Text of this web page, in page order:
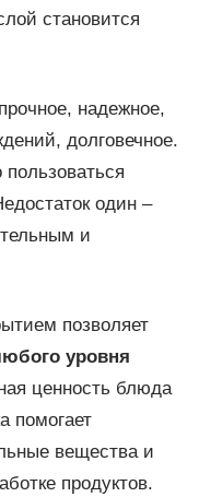
становится
надежное,
долговечное.
пользоваться
один –
и
позволяет
уровня
ценность блюда
помогает
вещества и
продуктов.